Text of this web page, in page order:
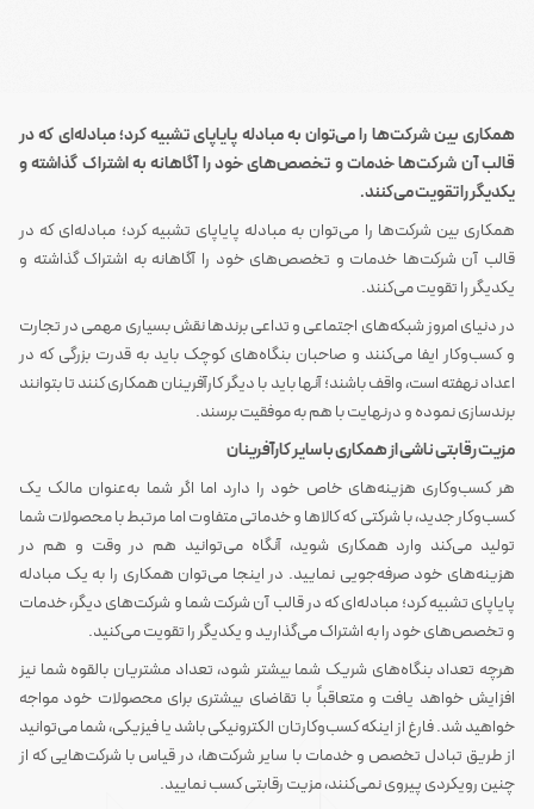
همکاری بین شرکت‌ها را می‌توان به مبادله پایاپای تشبیه کرد؛ مبادله‌ای که در
قالب آن شرکت‌ها خدمات و تخصص‌های خود را آگاهانه به اشتراک گذاشته و
یکدیگر را تقویت می‌کنند.
همکاری بین شرکت‌ها را می‌توان به مبادله پایاپای تشبیه کرد؛ مبادله‌ای که در
قالب آن شرکت‌ها خدمات و تخصص‌های خود را آگاهانه به اشتراک گذاشته و
یکدیگر را تقویت می‌کنند.
در دنیای امروز شبکه‌های اجتماعی و تداعی برندها نقش بسیاری مهمی در تجارت
و کسب‌وکار ایفا می‌کنند و صاحبان بنگاه‌های کوچک باید به قدرت بزرگی که در
اعداد نهفته است، واقف باشند؛ آنها باید با دیگر کارآفرینان همکاری کنند تا بتوانند
برندسازی نموده و درنهایت با هم به موفقیت برسند.
مزیت رقابتی ناشی از همکاری با سایر کارآفرینان
هر کسب‌وکاری هزینه‌های خاص خود را دارد اما اگر شما به‌عنوان مالک یک
کسب‌وکار جدید، با شرکتی که کالاها و خدماتی متفاوت اما مرتبط با محصولات شما
تولید می‌کند وارد همکاری شوید، آنگاه می‌توانید هم در وقت و هم در
هزینه‌های خود صرفه‌جویی نمایید. در اینجا می‌توان همکاری را به یک مبادله
پایاپای تشبیه کرد؛ مبادله‌ای که در قالب آن شرکت شما و شرکت‌های دیگر، خدمات
و تخصص‌های خود را به اشتراک می‌گذارید و یکدیگر را تقویت می‌کنید.
هرچه تعداد بنگاه‌های شریک شما بیشتر شود، تعداد مشتریان بالقوه شما نیز
افزایش خواهد یافت و متعاقباً با تقاضای بیشتری برای محصولات خود مواجه
خواهید شد. فارغ از اینکه کسب‌وکارتان الکترونیکی باشد یا فیزیکی، شما می‌توانید
از طریق تبادل تخصص و خدمات با سایر شرکت‌ها، در قیاس با شرکت‌هایی که از
چنین رویکردی پیروی نمی‌کنند، مزیت رقابتی کسب نمایید.